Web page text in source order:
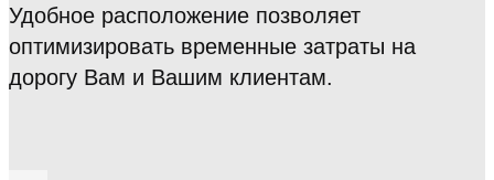
Удобное расположение позволяет
оптимизировать временные затраты на
дорогу Вам и Вашим клиентам.